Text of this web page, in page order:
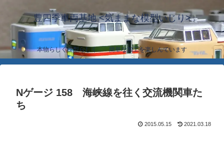
豊四季車両基地 <気ままな模型いじり>
本物らしく模型らしく… 簡単な加工を楽しんでいます
Nゲージ 158 海峡線を往く交流機関車た
ち
2015.05.15 2021.03.18